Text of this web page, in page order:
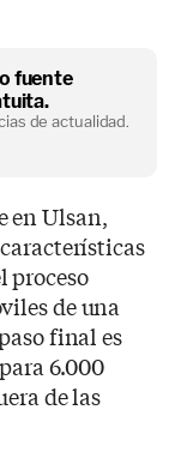
fuente
de actualidad.
en Ulsan,
proceso
de una
final es
6.000
de las